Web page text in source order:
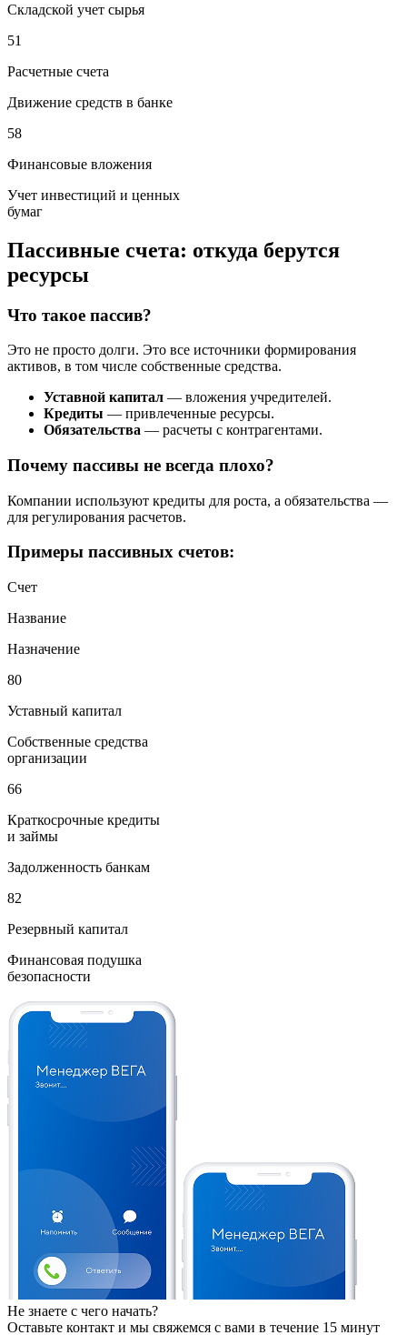
Складской учет сырья
51
Расчетные счета
Движение средств в банке
58
Финансовые вложения
Учет инвестиций и ценных
бумаг
Пассивные счета: откуда берутся
ресурсы
Что такое пассив?
Это не просто долги. Это все источники формирования
активов, в том числе собственные средства.
Уставной капитал — вложения учредителей.
Кредиты — привлеченные ресурсы.
Обязательства — расчеты с контрагентами.
Почему пассивы не всегда плохо?
Компании используют кредиты для роста, а обязательства —
для регулирования расчетов.
Примеры пассивных счетов:
Счет
Название
Назначение
80
Уставный капитал
Собственные средства
организации
66
Краткосрочные кредиты
и займы
Задолженность банкам
82
Резервный капитал
Финансовая подушка
безопасности
Не знаете с чего начать?
Оставьте контакт и мы свяжемся с вами в течение 15 минут